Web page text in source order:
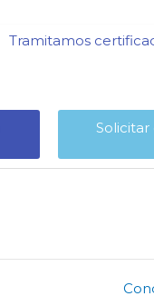
Tramitamos